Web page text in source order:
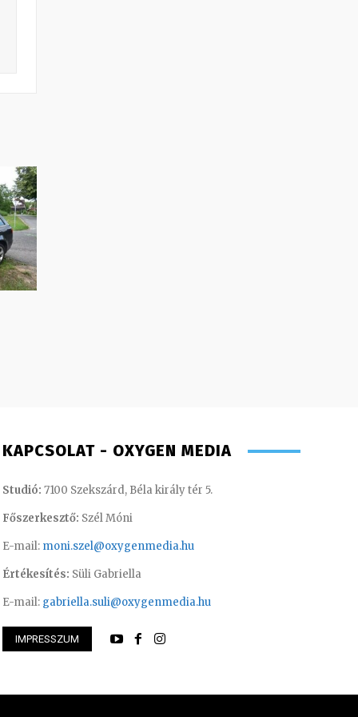
– operatőr-vágó – 2020
KAPCSOLAT - OXYGEN MEDIA
Studió: 7100 Szekszárd, Béla király tér 5.
Főszerkesztő: Szél Móni
E-mail: moni.szel@oxygenmedia.hu
Értékesítés: Süli Gabriella
E-mail: gabriella.suli@oxygenmedia.hu
IMPRESSZUM